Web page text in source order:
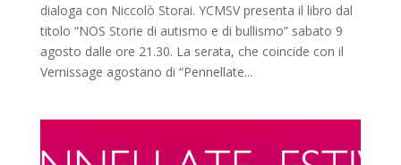
dialoga con Niccolò Storai. YCMSV presenta il libro dal
titolo “NOS Storie di autismo e di bullismo” sabato 9
agosto dalle ore 21.30. La serata, che coincide con il
Vernissage agostano di “Pennellate...